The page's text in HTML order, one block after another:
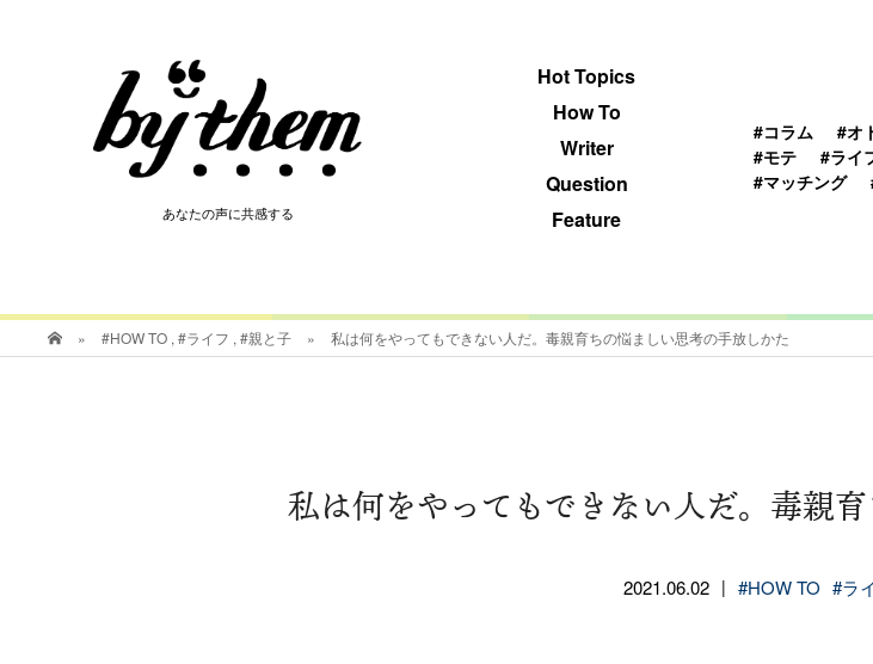
あなたの声に共感する
Hot Topics
How To
Writer
Question
Feature
#コラム #オ
#モテ
#ライ
#マッチング
あなたの声に共感する
» #HOW TO , #ライフ , #親と子 » 私は何をやってもできない人だ。毒親育ちの悩ましい思考の手放しかた
私は何をやってもできない人だ。毒親
2021.06.02 | #HOW TO #ラ